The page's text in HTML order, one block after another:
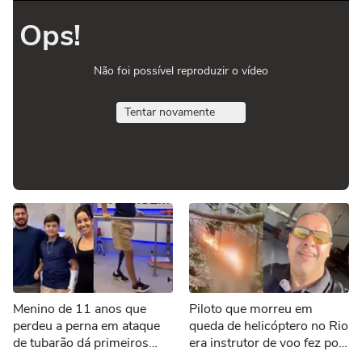
Ops!
Não foi possível reproduzir o vídeo
Tentar novamente
Menino de 11 anos que
perdeu a perna em ataque
de tubarão dá primeiros
Piloto que morreu em
queda de helicóptero no Rio
era instrutor de voo fez post